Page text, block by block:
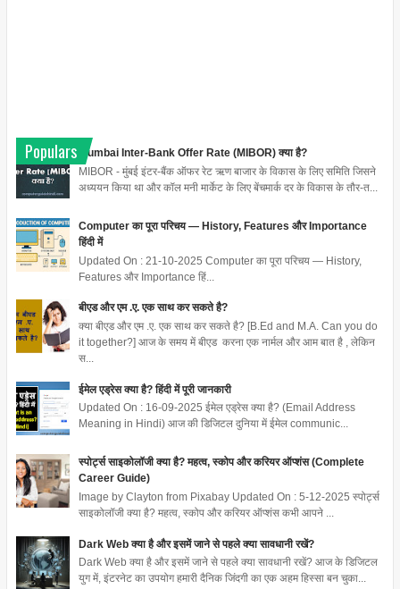
Populars
Mumbai Inter-Bank Offer Rate (MIBOR) क्या है?
MIBOR - मुंबई इंटर-बैंक ऑफर रेट ऋण बाजार के विकास के लिए समिति जिसने
अध्ययन किया था और कॉल मनी मार्केट के लिए बेंचमार्क दर के विकास के तौर-त...
Computer का पूरा परिचय — History, Features और Importance
हिंदी में
Updated On : 21-10-2025 Computer का पूरा परिचय — History,
Features और Importance हिं...
बीएड और एम .ए. एक साथ कर सकते है?
क्या बीएड और एम .ए. एक साथ कर सकते है? [B.Ed and M.A. Can you do
it together?] आज के समय में बीएड करना एक नार्मल और आम बात है , लेकिन
स...
ईमेल एड्रेस क्या है? हिंदी में पूरी जानकारी
Updated On : 16-09-2025 ईमेल एड्रेस क्या है? (Email Address
Meaning in Hindi) आज की डिजिटल दुनिया में ईमेल communic...
स्पोर्ट्स साइकोलॉजी क्या है? महत्व, स्कोप और करियर ऑप्शंस (Complete
Career Guide)
Image by Clayton from Pixabay Updated On : 5-12-2025 स्पोर्ट्स
साइकोलॉजी क्या है? महत्व, स्कोप और करियर ऑप्शंस कभी आपने ...
Dark Web क्या है और इसमें जाने से पहले क्या सावधानी रखें?
Dark Web क्या है और इसमें जाने से पहले क्या सावधानी रखें? आज के डिजिटल
युग में, इंटरनेट का उपयोग हमारी दैनिक जिंदगी का एक अहम हिस्सा बन चुका...